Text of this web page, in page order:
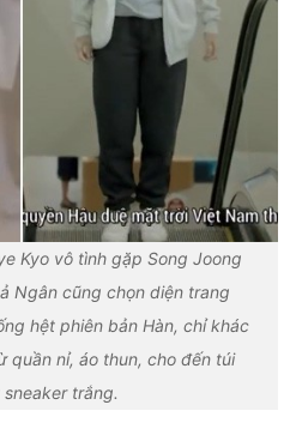
Kyo vô tình gặp Song Joong
Ngân cũng chọn diện trang
hệt phiên bản Hàn, chỉ khác
quần nỉ, áo thun, cho đến túi
trắng.